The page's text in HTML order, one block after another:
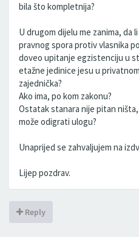
bila što kompletnija?
U drugom dijelu me zanima, da
pravnog spora protiv vlasnika
doveo upitanje egzistenciju u
etažne jedinice jesu u
zajednička?
Ako ima, po kom zakonu?
Ostatak stanara nije pitan
može odigrati ulogu?
Unaprijed se zahvaljujem na
Lijep pozdrav.
Reply